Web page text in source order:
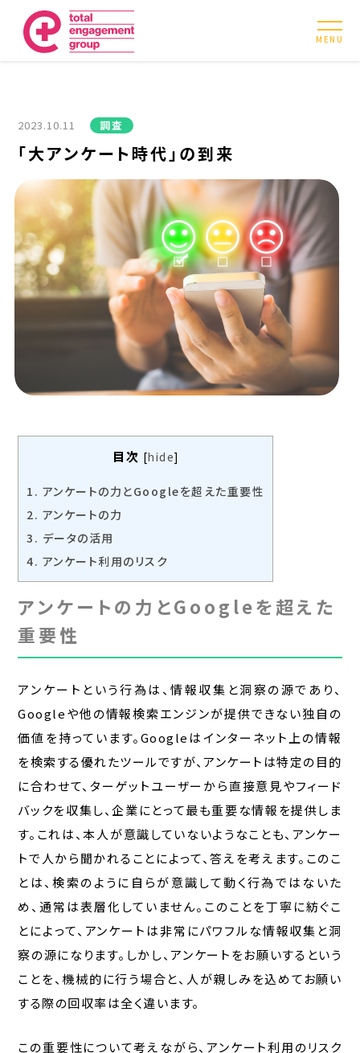
MENU
2023.10.11 調査
「大アンケート時代」の到来
目次 [hide]
1. アンケートの力とGoogleを超えた重要性
2. アンケートの力
3. データの活用
4. アンケート利用のリスク
アンケートの力とGoogleを超えた
重要性
アンケートという行為は、情報収集と洞察の源であり、
Googleや他の情報検索エンジンが提供できない独自の
価値を持っています。Googleはインターネット上の情報
を検索する優れたツールですが、アンケートは特定の目的
に合わせて、ターゲットユーザーから直接意見やフィード
バックを収集し、企業にとって最も重要な情報を提供しま
す。これは、本人が意識していないようなことも、アンケー
トで人から聞かれることによって、答えを考えます。このこ
とは、検索のように自らが意識して動く行為ではないた
め、通常は表層化していません。このことを丁寧に紡ぐこ
とによって、アンケートは非常にパワフルな情報収集と洞
察の源になります。しかし、アンケートをお願いするという
ことを、機械的に行う場合と、人が親しみを込めてお願い
する際の回収率は全く違います。
この重要性について考えながら、アンケート利用のリスク